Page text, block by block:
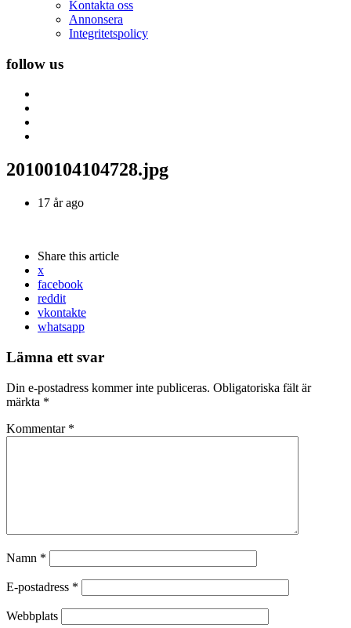
Kontakta oss
Annonsera
Integritetspolicy
follow us
20100104104728.jpg
17 år ago
Share this article
x
facebook
reddit
vkontakte
whatsapp
Lämna ett svar
Din e-postadress kommer inte publiceras. Obligatoriska fält är
märkta *
Kommentar *
Namn *
E-postadress *
Webbplats